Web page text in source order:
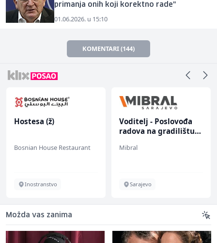
primanja onih koji korektno rade"
01.06.2026. u 15:10
KOMENTARI (144)
(ž)
House Restaurant
Inostranstvo
Voditelj - Poslovođa
radova na gradilištu
Sarajevo
Možda vas zanima